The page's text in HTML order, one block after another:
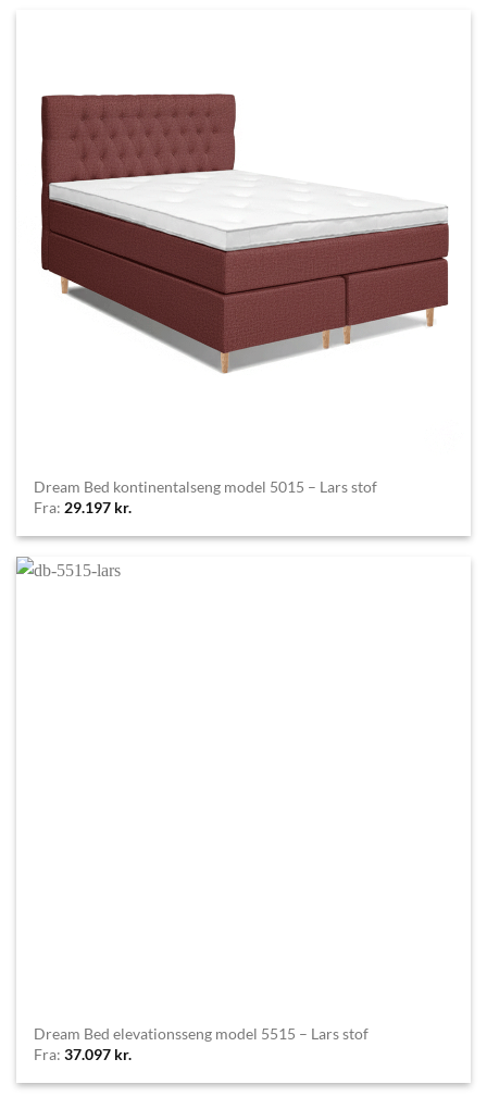
Dream Bed kontinentalseng model 5015 – Lars stof
Fra: 29.197 kr.
Dream Bed elevationsseng model 5515 – Lars stof
Fra:37.097 kr.